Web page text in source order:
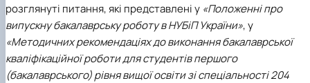
розглянуті питання, які представлені у «Положенні про
випускну бакалаврську роботу в НУБіП України», у
«Методичних рекомендаціях до виконання бакалаврської
кваліфікаційної роботи для студентів першого
(бакалаврського) рівня вищої освіти зі спеціальності 204